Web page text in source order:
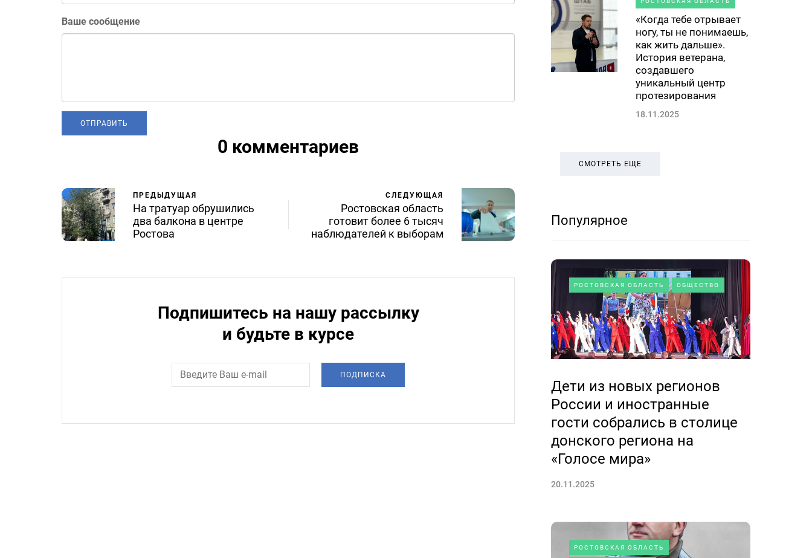
Ваше сообщение
0 комментариев
ПРЕДЫДУЩАЯ
На тратуар обрушились
два балкона в центре
Ростова
СЛЕДУЮЩАЯ
Ростовская область
готовит более 6 тысяч
наблюдателей к выборам
Подпишитесь на нашу рассылку
и будьте в курсе
ПОДПИСКА
«Когда тебе отрывает
ногу, ты не понимаешь,
как жить дальше».
История ветерана,
создавшего
уникальный центр
протезирования
18.11.2025
СМОТРЕТЬ ЕЩЕ
Популярное
РОСТОВСКАЯ ОБЛАСТЬ ОБЩЕСТВО
Дети из новых регионов
России и иностранные
гости собрались в столице
донского региона на
«Голосе мира»
20.11.2025
РОСТОВСКАЯ ОБЛАСТЬ